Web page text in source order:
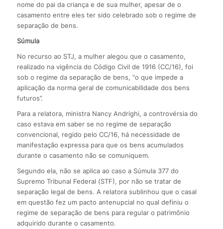
nome do pai da criança e de sua mulher, apesar de o
casamento entre eles ter sido celebrado sob o regime de
separação de bens.
Súmula
No recurso ao STJ, a mulher alegou que o casamento,
realizado na vigência do Código Civil de 1916 (CC/16), foi
sob o regime da separação de bens, “o que impede a
aplicação da norma geral de comunicabilidade dos bens
futuros”.
Para a relatora, ministra Nancy Andrighi, a controvérsia do
caso estava em saber se no regime de separação
convencional, regido pelo CC/16, há necessidade de
manifestação expressa para que os bens acumulados
durante o casamento não se comuniquem.
Segundo ela, não se aplica ao caso a Súmula 377 do
Supremo Tribunal Federal (STF), por não se tratar de
separação legal de bens. A relatora sublinhou que o casal
em questão fez um pacto antenupcial no qual definiu o
regime de separação de bens para regular o patrimônio
adquirido durante o casamento.